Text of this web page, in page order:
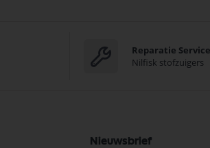
Reparatie Service
Nilfisk stofzuigers
Nieuwsbrief